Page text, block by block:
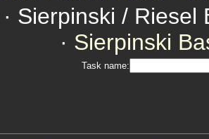
Sierpinski /
· Sierpinski
Task name: